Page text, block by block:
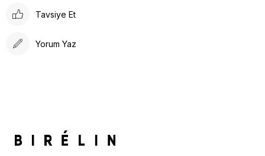
Tavsiye Et
Yorum Yaz